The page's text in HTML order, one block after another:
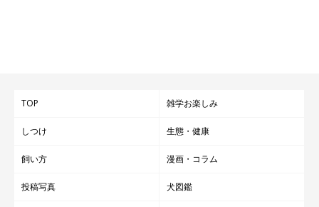
TOP 雑学お楽しみ
しつけ 生態・健康
飼い方 漫画・コラム
投稿写真 犬図鑑